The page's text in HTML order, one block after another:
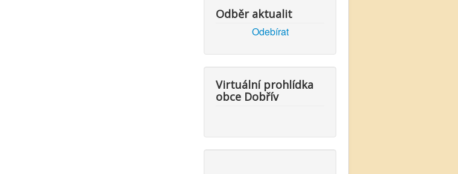
Odběr aktualit
Odebírat
Virtuální prohlídka
obce Dobřív